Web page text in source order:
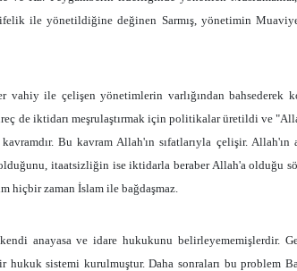
ile yönetildiğine değinen Sarmış, yönetimin
vahiy ile çelişen yönetimlerin varlığından bahsederek
de iktidarı meşrulaştırmak için politikalar üretildi ve
Bu kavram Allah'ın sıfatlarıyla çelişir.
itaatsizliğin ise iktidarla beraber Allah'a olduğu
hiçbir zaman İslam ile bağdaşmaz.
anayasa ve idare hukukunu belirleyememişlerdir.
hukuk sistemi kurulmuştur. Daha sonraları bu problem